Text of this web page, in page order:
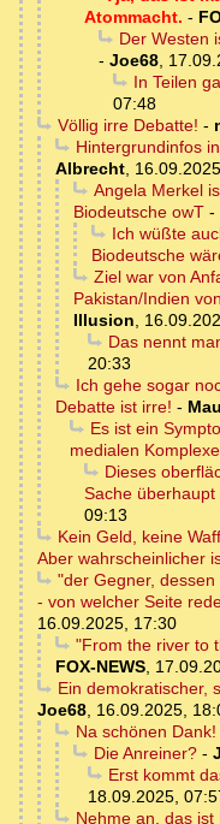
Atommacht. -
Der Westen
- Joe68
In Teilen
07:48
Völlig irre Debatte! -
Hintergrundinfos
Albrecht
Angela Merkel
Biodeutsche owT -
Ich wüßte
Biodeutsche
Ziel war von
Pakistan/Indien
Illusion
Das nennt
20:33
Ich gehe sogar
Debatte ist irre! -
Es ist ein
medialen
Dieses
Sache
09:13
Kein Geld, keine
Aber wahrscheinlicher
"der Gegner,
- von welcher Seite
16.09.2025, 17:30
"From the river to
FOX-NEWS
Ein demokratischer,
Joe68 16.09.2025,
Na schönen Dank!
Die Anreiner?-
Erst kommt
18.09.2025,
Nehme an, das